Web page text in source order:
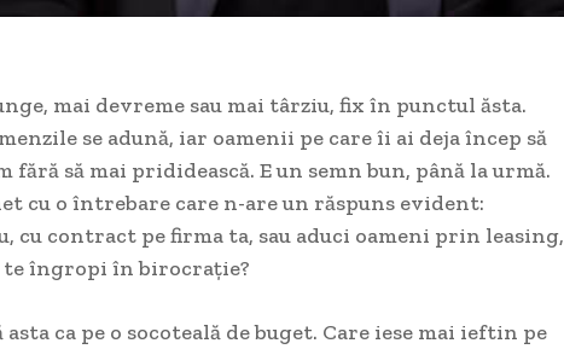
mai devreme sau mai târziu, fix în punctul ăsta.
se adună, iar oamenii pe care îi ai deja încep să
fără să mai prididească. E un semn bun, până la urmă.
cu o întrebare care n-are un răspuns evident:
cu contract pe firma ta, sau aduci oameni prin leasing,
te îngropi în birocrație?
ca pe o socoteală de buget. Care iese mai ieftin pe